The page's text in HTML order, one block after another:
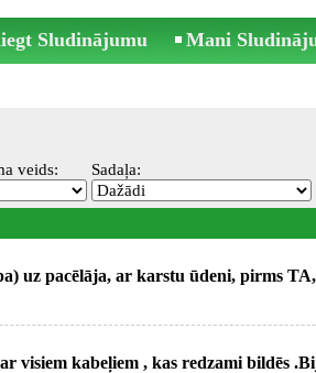
Sludinājumu Mani
veids: Sadaļa:
uz pacēlāja, ar karstu ūdeni, pirms
visiem kabeļiem , kas redzami bildēs